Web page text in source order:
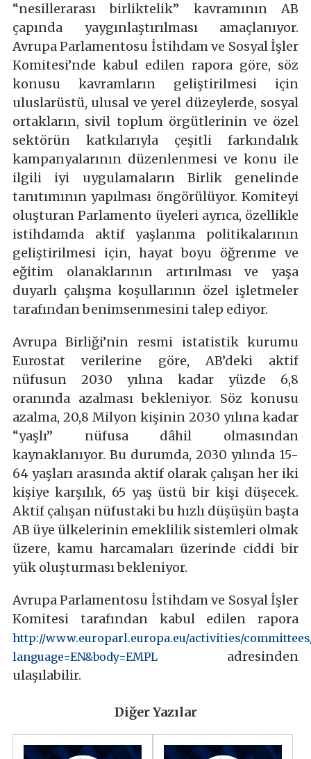
“nesillerarası birliktelik” kavramının AB
çapında yaygınlaştırılması amaçlanıyor.
Avrupa Parlamentosu İstihdam ve Sosyal İşler
Komitesi’nde kabul edilen rapora göre, söz
konusu kavramların geliştirilmesi için
uluslarüstü, ulusal ve yerel düzeylerde, sosyal
ortakların, sivil toplum örgütlerinin ve özel
sektörün katkılarıyla çeşitli farkındalık
kampanyalarının düzenlenmesi ve konu ile
ilgili iyi uygulamaların Birlik genelinde
tanıtımının yapılması öngörülüyor. Komiteyi
oluşturan Parlamento üyeleri ayrıca, özellikle
istihdamda aktif yaşlanma politikalarının
geliştirilmesi için, hayat boyu öğrenme ve
eğitim olanaklarının artırılması ve yaşa
duyarlı çalışma koşullarının özel işletmeler
tarafından benimsenmesini talep ediyor.
Avrupa Birliği’nin resmi istatistik kurumu
Eurostat verilerine göre, AB’deki aktif
nüfusun 2030 yılına kadar yüzde 6,8
oranında azalması bekleniyor. Söz konusu
azalma, 20,8 Milyon kişinin 2030 yılına kadar
“yaşlı” nüfusa dâhil olmasından
kaynaklanıyor. Bu durumda, 2030 yılında 15-
64 yaşları arasında aktif olarak çalışan her iki
kişiye karşılık, 65 yaş üstü bir kişi düşecek.
Aktif çalışan nüfustaki bu hızlı düşüşün başta
AB üye ülkelerinin emeklilik sistemleri olmak
üzere, kamu harcamaları üzerinde ciddi bir
yük oluşturması bekleniyor.
Avrupa Parlamentosu İstihdam ve Sosyal İşler
Komitesi tarafından kabul edilen rapora
http://www.europarl.europa.eu/activities/
language=EN&body=EMPLadresinden
ulaşılabilir.
Diğer Yazılar